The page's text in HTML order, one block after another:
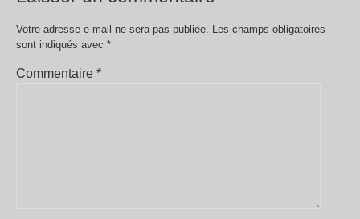
Votre adresse e-mail ne sera pas publiée. Les champs obligatoires
sont indiqués avec *
Commentaire *